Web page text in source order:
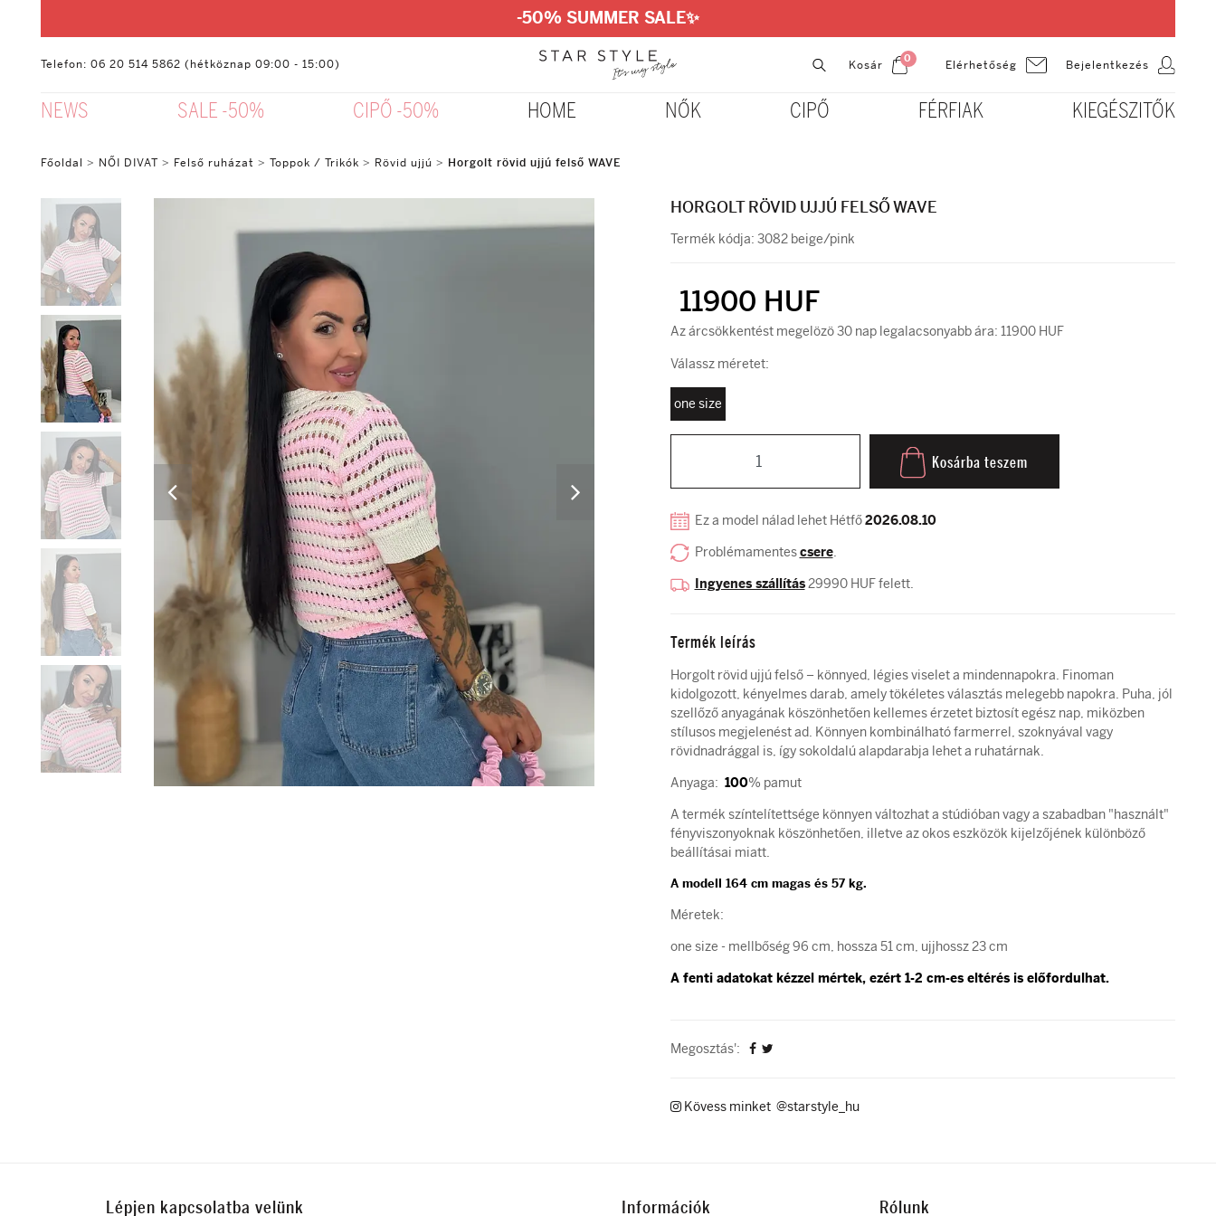
-50% SUMMER SALE✨
Telefon: 06 20 514 5862 (hétköznap 09:00 - 15:00) Kosár
0
Elérhetőség Bejelentkezés
NEWS SALE -50% CIPŐ -50% HOME NŐK CIPŐ FÉRFIAK KIEGÉSZITŐK
Főoldal > NŐI DIVAT > Felső ruházat > Toppok / Trikók > Rövid ujjú > Horgolt rövid ujjú felső WAVE
HORGOLT RÖVID UJJÚ FELSŐ WAVE
Termék kódja: 3082 beige/pink
11900 HUF
Az árcsökkentést megelözö 30 nap legalacsonyabb ára: 11900 HUF
Válassz méretet:
one size
Kosárba teszem
Ez a model nálad lehet Hétfő2026.08.10
Problémamentescsere.
Ingyenes szállítás29990 HUF felett.
Termék leírás
Horgolt rövid ujjú felső – könnyed, légies viselet a mindennapokra. Finoman
kidolgozott, kényelmes darab, amely tökéletes választás melegebb napokra. Puha, jól
szellőző anyagának köszönhetően kellemes érzetet biztosít egész nap, miközben
stílusos megjelenést ad. Könnyen kombinálható farmerrel, szoknyával vagy
rövidnadrággal is, így sokoldalú alapdarabja lehet a ruhatárnak.
Anyaga: 100% pamut
A termék színtelítettsége könnyen változhat a stúdióban vagy a szabadban "használt"
fényviszonyoknak köszönhetően, illetve az okos eszközök kijelzőjének különböző
beállításai miatt.
A modell 164 cm magas és 57 kg.
Méretek:
one size - mellbőség 96 cm, hossza 51 cm, ujjhossz 23 cm
A fenti adatokat kézzel mértek, ezért 1-2 cm-es eltérés is előfordulhat.
Megosztás':
Kövess minket @starstyle_hu
Lépjen kapcsolatba velünk Információk Rólunk